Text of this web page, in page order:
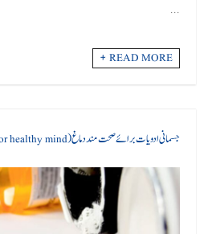
...
READ MORE +
جسمانی ادویات برائے صحت مند دماغ (Physical medications for healthy mind)